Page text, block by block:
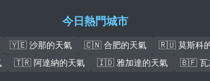
今日熱門城市
🇾🇪 沙那的天氣 🇨🇳 合肥的天氣 🇷🇺 莫斯科
🇹🇷 阿達納的天氣 🇮🇩 雅加達的天氣 🇧🇫 瓦